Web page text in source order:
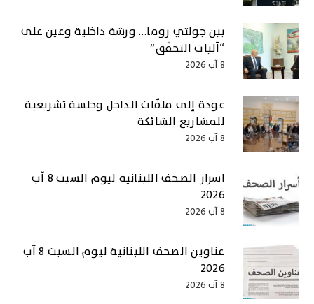
بين جولتي روما… ورشة داخلية وعين على
“آليات التحقّق”
8 آب 2026
عودة إلى ملفّات الداخل وجلسة تشريعية
للمشاريع الشائكة
8 آب 2026
اسرار الصحف اللبنانية ليوم السبت 8 آب
2026
8 آب 2026
عناوين الصحف اللبنانية ليوم السبت 8 آب
2026
8 آب 2026